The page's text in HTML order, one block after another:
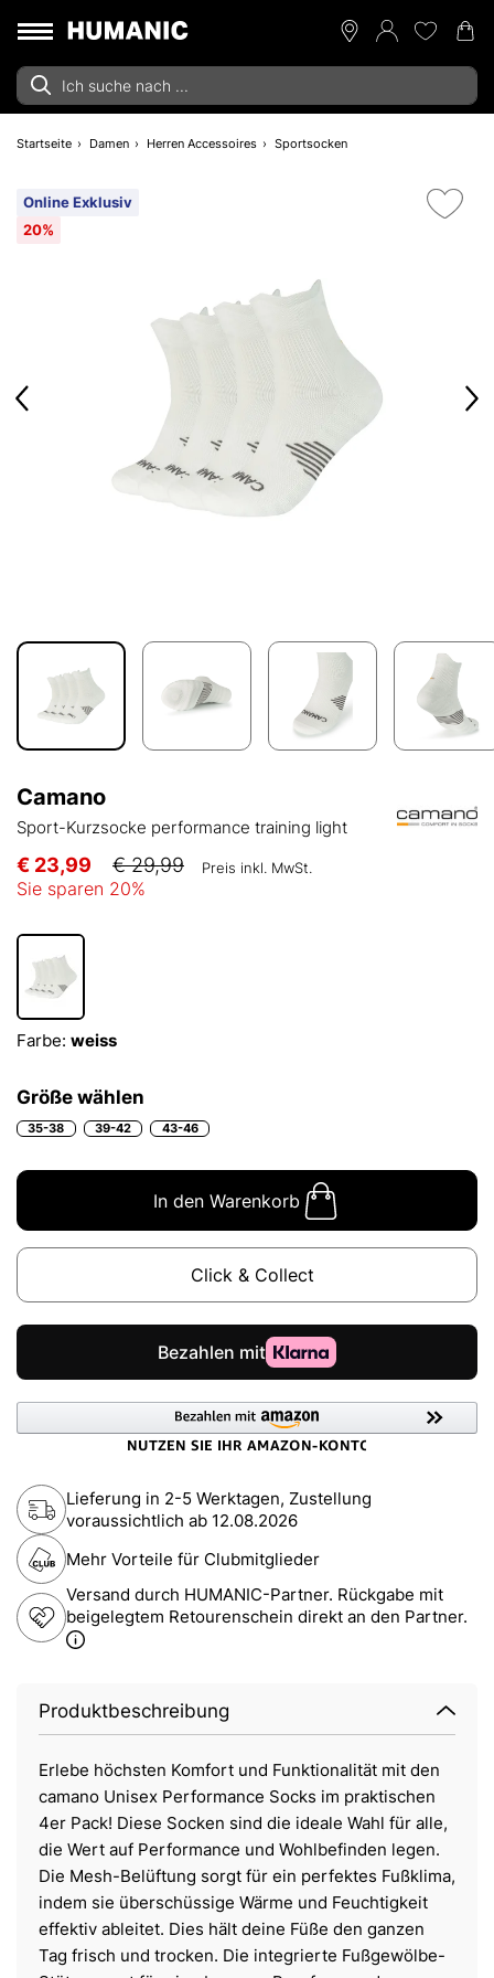
Startseite Damen Herren Accessoires Sportsocken
Online Exklusiv
20%
Camano
Sport-Kurzsocke performance training light
€ 23,99 € 29,99 Preis inkl. MwSt.
Sie sparen 20%
Farbe: weiss
Größe wählen
35-38 39-42 43-46
In den Warenkorb
Click & Collect
Lieferung in 2-5 Werktagen, Zustellung
voraussichtlich ab 12.08.2026
Mehr Vorteile für Clubmitglieder
Versand durch HUMANIC-Partner. Rückgabe mit
beigelegtem Retourenschein direkt an den Partner.
Produktbeschreibung
Erlebe höchsten Komfort und Funktionalität mit den
camano Unisex Performance Socks im praktischen
4er Pack! Diese Socken sind die ideale Wahl für alle,
die Wert auf Performance und Wohlbefinden legen.
Die Mesh-Belüftung sorgt für ein perfektes Fußklima,
indem sie überschüssige Wärme und Feuchtigkeit
effektiv ableitet. Dies hält deine Füße den ganzen
Tag frisch und trocken. Die integrierte Fußgewölbe-